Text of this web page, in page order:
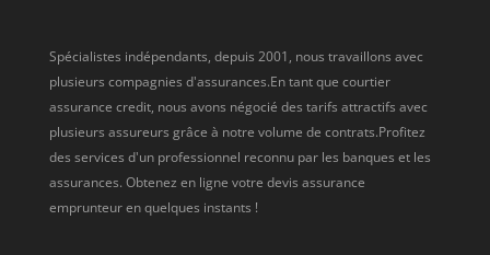
Spécialistes indépendants, depuis 2001, nous travaillons avec
plusieurs compagnies d'assurances.En tant que courtier
assurance credit, nous avons négocié des tarifs attractifs avec
plusieurs assureurs grâce à notre volume de contrats.Profitez
des services d'un professionnel reconnu par les banques et les
assurances. Obtenez en ligne votre devis assurance
emprunteur en quelques instants !